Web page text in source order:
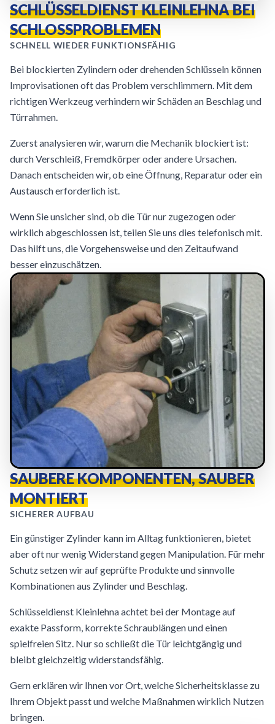
SCHLÜSSELDIENST KLEINLEHNA BEI
SCHLOSSPROBLEMEN
SCHNELL WIEDER FUNKTIONSFÄHIG
Bei blockierten Zylindern oder drehenden Schlüsseln können
Improvisationen oft das Problem verschlimmern. Mit dem
richtigen Werkzeug verhindern wir Schäden an Beschlag und
Türrahmen.
Zuerst analysieren wir, warum die Mechanik blockiert ist:
durch Verschleiß, Fremdkörper oder andere Ursachen.
Danach entscheiden wir, ob eine Öffnung, Reparatur oder ein
Austausch erforderlich ist.
Wenn Sie unsicher sind, ob die Tür nur zugezogen oder
wirklich abgeschlossen ist, teilen Sie uns dies telefonisch mit.
Das hilft uns, die Vorgehensweise und den Zeitaufwand
besser einzuschätzen.
SAUBERE KOMPONENTEN, SAUBER
MONTIERT
SICHERER AUFBAU
Ein günstiger Zylinder kann im Alltag funktionieren, bietet
aber oft nur wenig Widerstand gegen Manipulation. Für mehr
Schutz setzen wir auf geprüfte Produkte und sinnvolle
Kombinationen aus Zylinder und Beschlag.
Schlüsseldienst Kleinlehna achtet bei der Montage auf
exakte Passform, korrekte Schraublängen und einen
spielfreien Sitz. Nur so schließt die Tür leichtgängig und
bleibt gleichzeitig widerstandsfähig.
Gern erklären wir Ihnen vor Ort, welche Sicherheitsklasse zu
Ihrem Objekt passt und welche Maßnahmen wirklich Nutzen
bringen.